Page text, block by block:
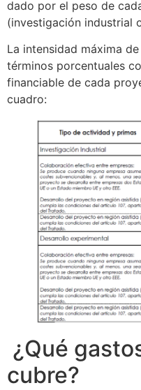
dado por el peso de
(investigación industrial
La intensidad máxima
términos porcentuales
financiable de cada
cuadro:
¿Qué
cubre?